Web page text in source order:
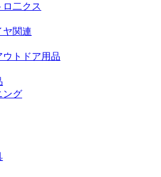
ロ二クス
ヤ関連
ウトドア用品
ング